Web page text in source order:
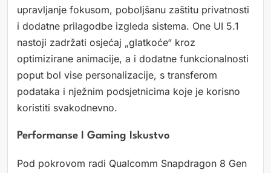
upravljanje fokusom, poboljšanu zaštitu privatnosti
i dodatne prilagodbe izgleda sistema. One UI 5.1
nastoji zadržati osjećaj „glatkoće“ kroz
optimizirane animacije, a i dodatne funkcionalnosti
poput bol vise personalizacije, s transferom
podataka i nježnim podsjetnicima koje je korisno
koristiti svakodnevno.
Performanse I Gaming Iskustvo
Pod pokrovom radi Qualcomm Snapdragon 8 Gen